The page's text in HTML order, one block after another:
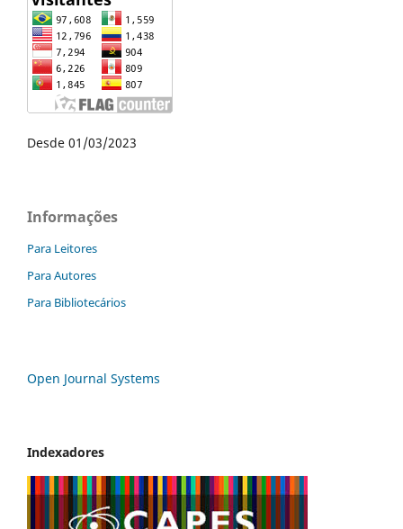
Desde 01/03/2023
Informações
Para Leitores
Para Autores
Para Bibliotecários
Open Journal Systems
Indexadores